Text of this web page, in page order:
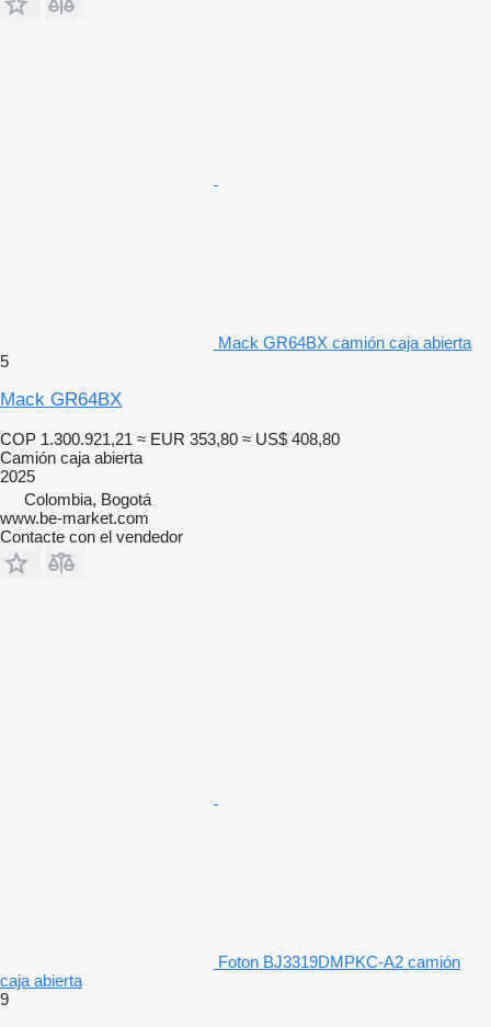
Mack GR64BX camión caja abierta
5
Mack GR64BX
COP 1.300.921,21 ≈ EUR 353,80 ≈ US$ 408,80
Camión caja abierta
2025
Colombia, Bogotá
www.be-market.com
Contacte con el vendedor
Foton BJ3319DMPKC-A2 camión
caja abierta
9